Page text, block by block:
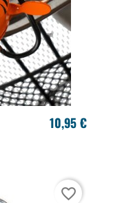
10,95 €
favorite_border